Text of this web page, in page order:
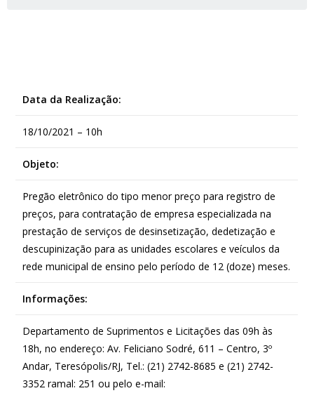
Data da Realização:
18/10/2021 – 10h
Objeto:
Pregão eletrônico do tipo menor preço para registro de
preços, para contratação de empresa especializada na
prestação de serviços de desinsetização, dedetização e
descupinização para as unidades escolares e veículos da
rede municipal de ensino pelo período de 12 (doze) meses.
Informações:
Departamento de Suprimentos e Licitações das 09h às
18h, no endereço: Av. Feliciano Sodré, 611 – Centro, 3º
Andar, Teresópolis/RJ, Tel.: (21) 2742-8685 e (21) 2742-
3352 ramal: 251 ou pelo e-mail: